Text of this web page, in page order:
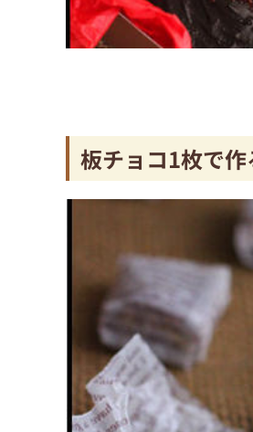
板チョコ1枚で